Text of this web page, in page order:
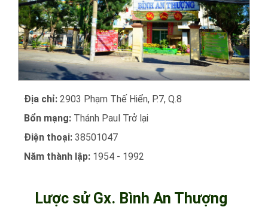
Địa chỉ: 2903 Phạm Thế Hiển, P.7, Q.8
Bổn mạng: Thánh Paul Trở lại
Điện thoại: 38501047
Năm thành lập: 1954 - 1992
Lược sử Gx. Bình An Thượng